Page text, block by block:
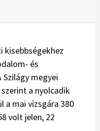
kisebbségekhez
és
megyei
a nyolcadik
mai vizsgára 380
volt jelen, 22